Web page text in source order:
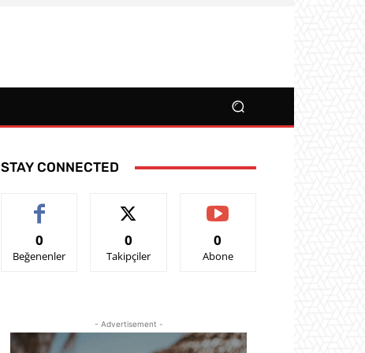
STAY CONNECTED
0
Beğenenler
0
Takipçiler
0
Abone
- Advertisement -